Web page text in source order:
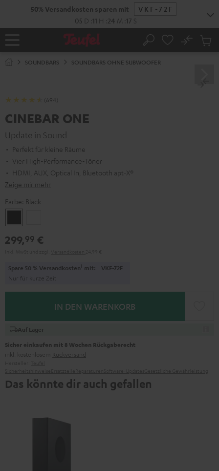
50% Versandkosten sparen mit
VKF-72F
05 D 11 H 24 M 16 S
Startseite Suche
No
SOUNDBARS SOUNDBARS OHNE SUBWOOFER
(694)
CINEBAR ONE
Update in Sound
Perfekt für kleine Räume
Vier High-Performance-Töner
HDMI, AUX, Optical In, Bluetooth apt-X®
Zeige mir mehr
Farbe: Black
299,99 €
Spare 50 % Versandkosten1 mit: VKF-72F
Nur für kurze Zeit
IN DEN WARENKORB
Auf Lager
Sicher einkaufen mit 8 Wochen Rückgaberecht
inkl. kostenlosem Rückversand
Das könnte dir auch gefallen